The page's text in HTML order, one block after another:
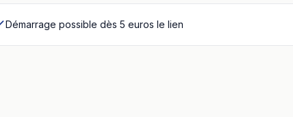
Démarrage possible dès 5 euros le lien